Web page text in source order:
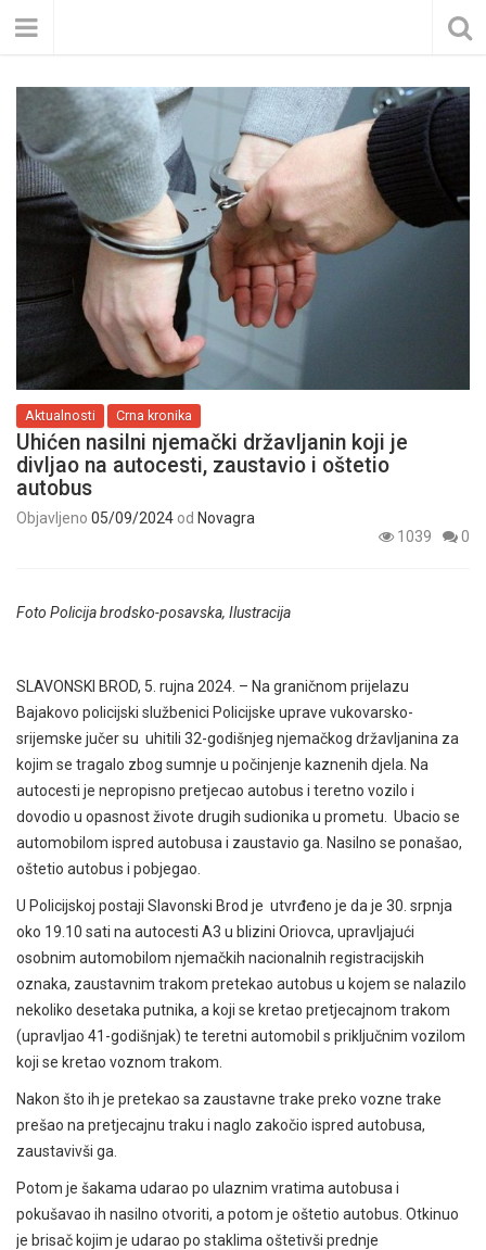
Aktualnosti Crna kronika
Uhićen nasilni njemački državljanin koji je
divljao na autocesti, zaustavio i oštetio
autobus
Objavljeno 05/09/2024 od Novagra
1039
0
Foto Policija brodsko-posavska, Ilustracija
SLAVONSKI BROD, 5. rujna 2024. – Na graničnom prijelazu
Bajakovo policijski službenici Policijske uprave vukovarsko-
srijemske jučer su uhitili 32-godišnjeg njemačkog državljanina za
kojim se tragalo zbog sumnje u počinjenje kaznenih djela. Na
autocesti je nepropisno pretjecao autobus i teretno vozilo i
dovodio u opasnost živote drugih sudionika u prometu. Ubacio se
automobilom ispred autobusa i zaustavio ga. Nasilno se ponašao,
oštetio autobus i pobjegao.
U Policijskoj postaji Slavonski Brod je utvrđeno je da je 30. srpnja
oko 19.10 sati na autocesti A3 u blizini Oriovca, upravljajući
osobnim automobilom njemačkih nacionalnih registracijskih
oznaka, zaustavnim trakom pretekao autobus u kojem se nalazilo
nekoliko desetaka putnika, a koji se kretao pretjecajnom trakom
(upravljao 41-godišnjak) te teretni automobil s priključnim vozilom
koji se kretao voznom trakom.
Nakon što ih je pretekao sa zaustavne trake preko vozne trake
prešao na pretjecajnu traku i naglo zakočio ispred autobusa,
zaustavivši ga.
Potom je šakama udarao po ulaznim vratima autobusa i
pokušavao ih nasilno otvoriti, a potom je oštetio autobus. Otkinuo
je brisač kojim je udarao po staklima oštetivši prednje